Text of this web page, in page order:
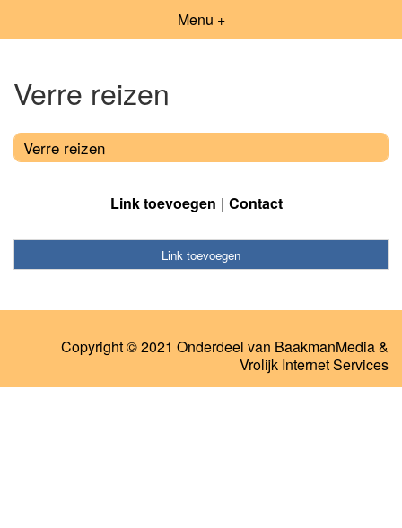
Menu +
Verre reizen
Verre reizen
Link toevoegen Contact
Link toevoegen
Copyright © 2021 Onderdeel van BaakmanMedia&
Vrolijk Internet Services